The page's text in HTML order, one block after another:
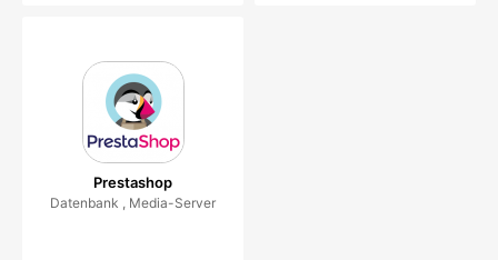
Prestashop
Datenbank , Media-Server